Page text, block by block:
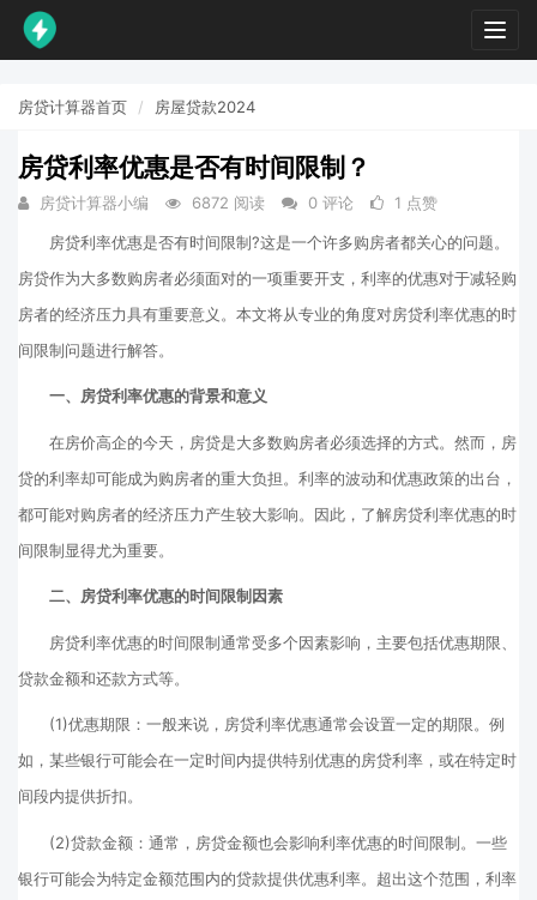
房贷计算器首页 房屋贷款2024
房贷利率优惠是否有时间限制？
房贷计算器小编 6872 阅读 0 评论 1 点赞
房贷利率优惠是否有时间限制?这是一个许多购房者都关心的问题。
房贷作为大多数购房者必须面对的一项重要开支，利率的优惠对于减轻购
房者的经济压力具有重要意义。本文将从专业的角度对房贷利率优惠的时
间限制问题进行解答。
一、房贷利率优惠的背景和意义
在房价高企的今天，房贷是大多数购房者必须选择的方式。然而，房
贷的利率却可能成为购房者的重大负担。利率的波动和优惠政策的出台，
都可能对购房者的经济压力产生较大影响。因此，了解房贷利率优惠的时
间限制显得尤为重要。
二、房贷利率优惠的时间限制因素
房贷利率优惠的时间限制通常受多个因素影响，主要包括优惠期限、
贷款金额和还款方式等。
(1)优惠期限：一般来说，房贷利率优惠通常会设置一定的期限。例
如，某些银行可能会在一定时间内提供特别优惠的房贷利率，或在特定时
间段内提供折扣。
(2)贷款金额：通常，房贷金额也会影响利率优惠的时间限制。一些
银行可能会为特定金额范围内的贷款提供优惠利率。超出这个范围，利率